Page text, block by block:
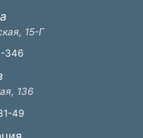
15-Г
346
136
49